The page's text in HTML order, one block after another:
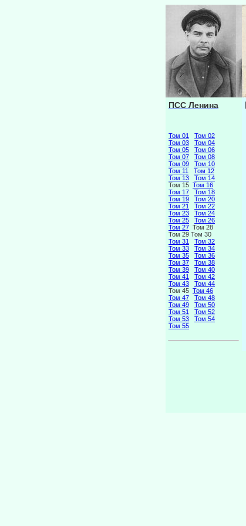
ПСС Ленина
Том 01
Том 02
Том 03
Том 04
Том 05
Том 06
Том 07
Том 08
Том 09
Том 10
Том 11
Том 12
Том 13
Том 14
Том 15 Том 16
Том 17
Том 18
Том 19
Том 20
Том 21
Том 22
Том 23
Том 24
Том 25
Том 26
Том 27 Том 28
Том 29 Том 30
Том 31
Том 32
Том 33
Том 34
Том 35
Том 36
Том 37
Том 38
Том 39
Том 40
Том 41
Том 42
Том 43
Том 44
Том 45 Том 46
Том 47
Том 48
Том 49
Том 50
Том 51
Том 52
Том 53
Том 54
Том 55